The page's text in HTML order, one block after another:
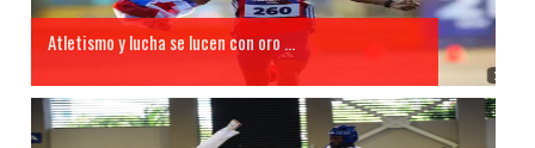
Atletismo y lucha se lucen con oro ...